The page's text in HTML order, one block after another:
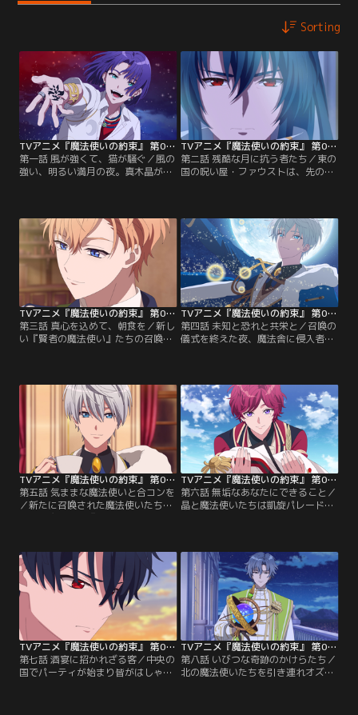
Sorting
TVアニメ『魔法使いの約束』 第01話
第一話 風が強くて、猫が騒ぐ／風の
強い、明るい満月の夜。真木晶が自
す、愛しい賢者様。あなたに、世界
を救済してほしいのです」。一方的
な言葉に戸惑う中、エレベーターの
扉が開くと、そこは見慣れた廊下で
はなく、見知らぬ異世界だった…！
TVアニメ『魔法使いの約束』 第02話
第二話 残酷な月に抗う者たち／東の
国の呪い屋・ファウストは、先の＜
訪れる。そこには双子の魔法使いス
ノウとホワイトやブラッドリー、そ
して世界最強の魔法使いオズの姿が
あった。事切れそうなファウストを
前に、晶はオズに従い、彼と手を重
ねると…
TVアニメ『魔法使いの約束』 第03話
第三話 真心を込めて、朝食を／新し
い『賢者の魔法使い』たちの召喚の
が魔法使いたちについて記したノー
ト・『賢者の書』と照らし合わせな
がら、彼らが何を考え、何に心を痛
めるかを知り、少しずつ距離を縮め
ていく。
TVアニメ『魔法使いの約束』 第04話
第四話 未知と恐れと共栄と／召喚の
儀式を終えた夜、魔法舎に侵入者が
したのち、軍によって魔法舎を武力
制圧することだった。魔法使いたち
は戸惑いや憤り、悲しみを感じる。
そんななか、彼らの身体には、奇妙
な異変が現れ始めていた。
TVアニメ『魔法使いの約束』 第05話
第五話 気ままな魔法使いと合コンを
／新たに召喚された魔法使いたちが
集まった魔法使いたちは個性もバラ
バラでどうにも足並みが揃わない。
さらに旧知の顔がいくつもある様子
で因縁だらけのメンバーが揃ってし
まったことが徐々に明らかになって
いく。
TVアニメ『魔法使いの約束』 第06話
第六話 無垢なあなたにできること／
晶と魔法使いたちは凱旋パレードと
しかし一方で、これまで人間のふり
をしてひっそりと生きてきたネロ
は、人前に出ることに難色を示す。
そんなネロを身勝手だと糾弾したの
は、『神の使徒』として生きてきた
リケだった。
TVアニメ『魔法使いの約束』 第07話
第七話 酒宴に招かれざる客／中央の
国でパーティが始まり皆がはしゃぐ
TVアニメ『魔法使いの約束』 第08話
第八話 いびつな奇跡のかけらたち／
北の魔法使いたちを引き連れオズが